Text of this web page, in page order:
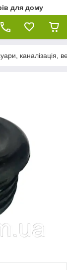
для дому
каналізація,